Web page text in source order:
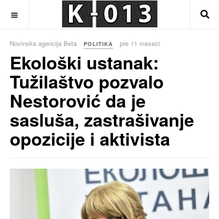
Novinska agencija Beta POLITIKA pre 11 meseci
Ekološki ustanak:
Tužilaštvo pozvalo
Nestorović da je
sasluša, zastrašivanje
opozicije i aktivista